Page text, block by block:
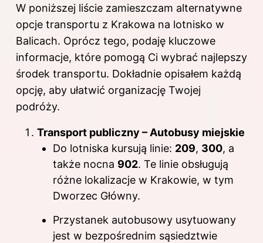
W poniższej liście zamieszczam alternatywne
opcje transportu z Krakowa na lotnisko w
Balicach. Oprócz tego, podaję kluczowe
informacje, które pomogą Ci wybrać najlepszy
środek transportu. Dokładnie opisałem każdą
opcję, aby ułatwić organizację Twojej
podróży.
Transport publiczny – Autobusy miejskie
Do lotniska kursują linie: 209, 300, a
także nocna 902. Te linie obsługują
różne lokalizacje w Krakowie, w tym
Dworzec Główny.
Przystanek autobusowy usytuowany
jest w bezpośrednim sąsiedztwie